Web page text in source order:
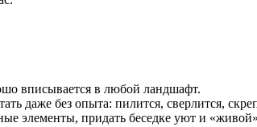
вписывается в любой ландшафт.
даже без опыта: пилится, сверлится,
элементы, придать беседке уют и